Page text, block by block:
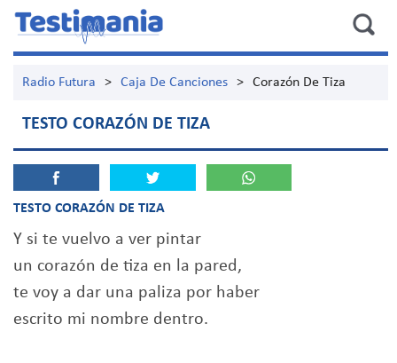
Radio Futura > Caja De Canciones > Corazón De Tiza
TESTO CORAZÓN DE TIZA
TESTO CORAZÓN DE TIZA
Y si te vuelvo a ver pintar
un corazón de tiza en la pared,
te voy a dar una paliza por haber
escrito mi nombre dentro.